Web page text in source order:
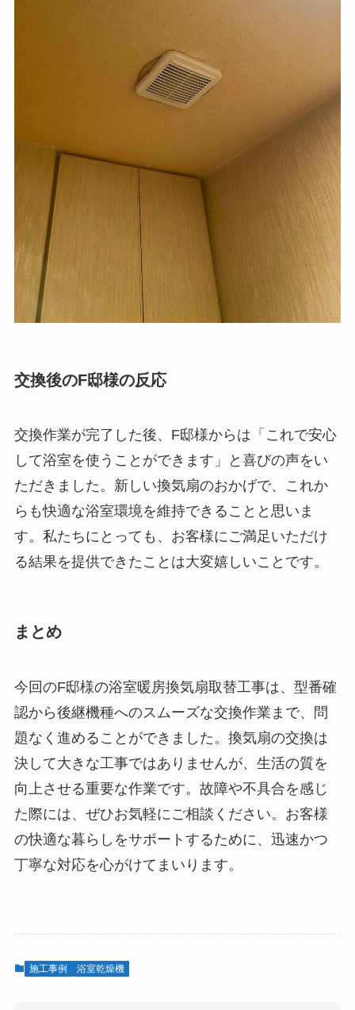
交換後のF邸様の反応
交換作業が完了した後、F邸様からは「これで安心
して浴室を使うことができます」と喜びの声をい
ただきました。新しい換気扇のおかげで、これか
らも快適な浴室環境を維持できることと思いま
す。私たちにとっても、お客様にご満足いただけ
る結果を提供できたことは大変嬉しいことです。
まとめ
今回のF邸様の浴室暖房換気扇取替工事は、型番確
認から後継機種へのスムーズな交換作業まで、問
題なく進めることができました。換気扇の交換は
決して大きな工事ではありませんが、生活の質を
向上させる重要な作業です。故障や不具合を感じ
た際には、ぜひお気軽にご相談ください。お客様
の快適な暮らしをサポートするために、迅速かつ
丁寧な対応を心がけてまいります。
施工事例 浴室乾燥機